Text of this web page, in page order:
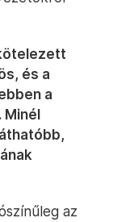
és a
a
Minél
az